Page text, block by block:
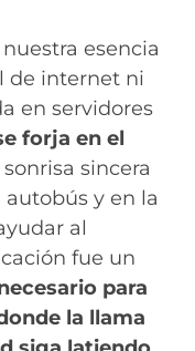
esencia
de internet ni
en servidores
forja en el
sonrisa sincera
y en la
al
fue un
para
la llama